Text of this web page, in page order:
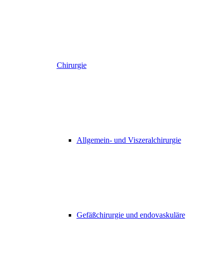
Chirurgie
Allgemein- und Viszeralchirurgie
Gefäßchirurgie und endovaskuläre